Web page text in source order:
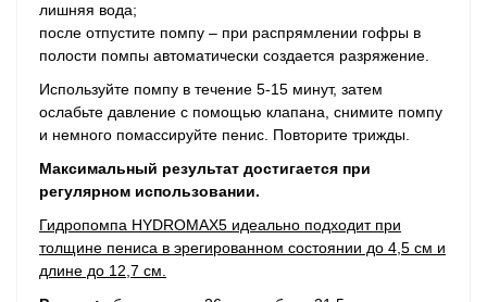
лишняя вода;
после отпустите помпу – при распрямлении гофры в
полости помпы автоматически создается разряжение.
Используйте помпу в течение 5-15 минут, затем
ослабьте давление с помощью клапана, снимите помпу
и немного помассируйте пенис. Повторите трижды.
Максимальный результат достигается при
регулярном использовании.
Гидропомпа HYDROMAX5 идеально подходит при
толщине пениса в эрегированном состоянии до 4,5 см и
длине до 12,7 см.